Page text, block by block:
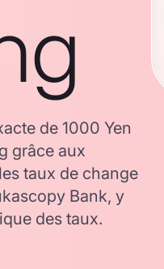
de 1000 Yen
grâce aux
taux de change
Bank, y
des taux.